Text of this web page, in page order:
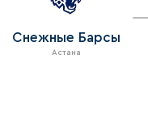
Снежные Барсы
Астана